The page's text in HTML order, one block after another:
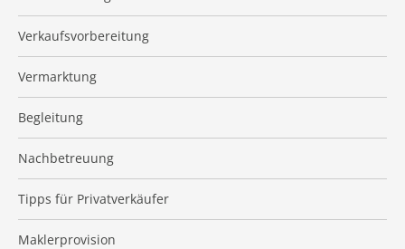
Verkaufsvorbereitung
Vermarktung
Begleitung
Nachbetreuung
Tipps für Privatverkäufer
Maklerprovision